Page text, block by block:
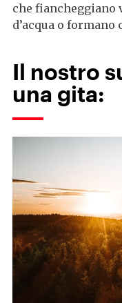
che
d’acqua o
Il nostro
una gita: